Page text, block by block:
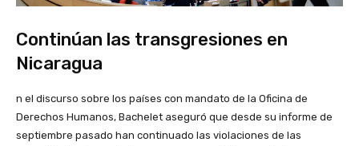
Continúan las transgresiones en
Nicaragua
n el discurso sobre los países con mandato de la Oficina de
Derechos Humanos, Bachelet aseguró que desde su informe de
septiembre pasado han continuado las violaciones de las